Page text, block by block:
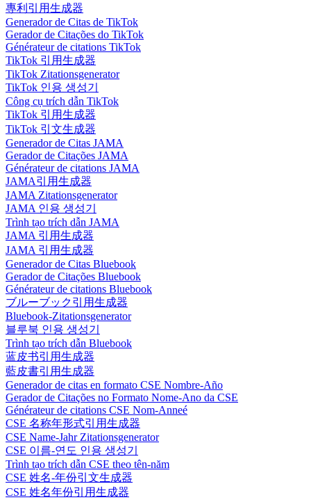
專利引用生成器
Generador de Citas de TikTok
Gerador de Citações do TikTok
Générateur de citations TikTok
TikTok 引用生成器
TikTok Zitationsgenerator
TikTok 인용 생성기
Công cụ trích dẫn TikTok
TikTok 引用生成器
TikTok 引文生成器
Generador de Citas JAMA
Gerador de Citações JAMA
Générateur de citations JAMA
JAMA引用生成器
JAMA Zitationsgenerator
JAMA 인용 생성기
Trình tạo trích dẫn JAMA
JAMA 引用生成器
JAMA 引用生成器
Generador de Citas Bluebook
Gerador de Citações Bluebook
Générateur de citations Bluebook
ブルーブック引用生成器
Bluebook-Zitationsgenerator
블루북 인용 생성기
Trình tạo trích dẫn Bluebook
蓝皮书引用生成器
藍皮書引用生成器
Generador de citas en formato CSE Nombre-Año
Gerador de Citações no Formato Nome-Ano da CSE
Générateur de citations CSE Nom-Anneé
CSE 名称年形式引用生成器
CSE Name-Jahr Zitationsgenerator
CSE 이름-연도 인용 생성기
Trình tạo trích dẫn CSE theo tên-năm
CSE 姓名-年份引文生成器
CSE 姓名年份引用生成器